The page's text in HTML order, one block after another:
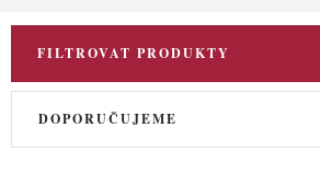
DO KUCHYNĚ
POCHUTINY
FILTROVAT PRODUKTY
V
Ř DOPORUČUJEME